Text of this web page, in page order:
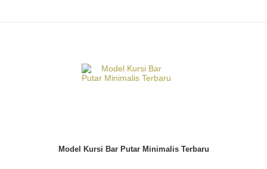
Model Kursi Bar Putar Minimalis Terbaru